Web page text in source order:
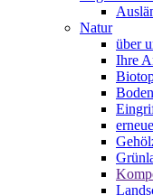
Natur
über
Ihre